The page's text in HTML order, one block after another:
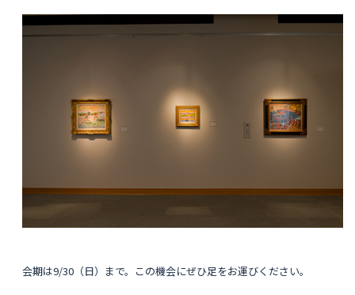
会期は9/30（日）まで。この機会にぜひ足をお運びください。